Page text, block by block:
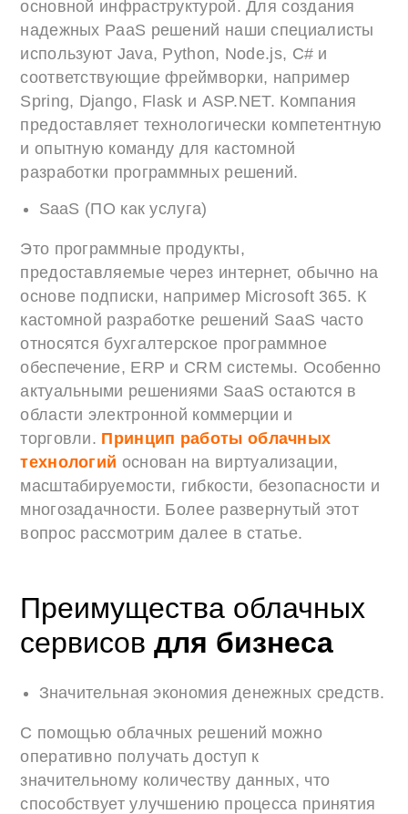
основной инфраструктурой. Для создания
надежных PaaS решений наши специалисты
используют Java, Python, Node.js, C# и
соответствующие фреймворки, например
Spring, Django, Flask и ASP.NET. Компания
предоставляет технологически компетентную
и опытную команду для кастомной
разработки программных решений.
SaaS (ПО как услуга)
Это программные продукты,
предоставляемые через интернет, обычно на
основе подписки, например Microsoft 365. К
кастомной разработке решений SaaS часто
относятся бухгалтерское программное
обеспечение, ERP и CRM системы. Особенно
актуальными решениями SaaS остаются в
области электронной коммерции и
торговли. Принцип работы облачных
технологий основан на виртуализации,
масштабируемости, гибкости, безопасности и
многозадачности. Более развернутый этот
вопрос рассмотрим далее в статье.
Преимущества облачных
сервисов для бизнеса
Значительная экономия денежных средств.
С помощью облачных решений можно
оперативно получать доступ к
значительному количеству данных, что
способствует улучшению процесса принятия